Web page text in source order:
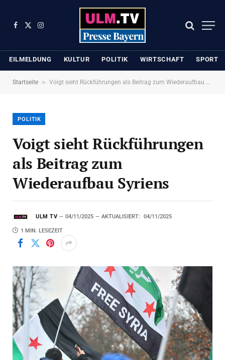
Facebook
X
Instagram
EILMELDUNG KULTUR POLITIK WIRTSCHAFT SPORT
Startseite » Voigt sieht Rückführungen als Beitrag zum Wiederaufbau Syriens
POLITIK
Voigt sieht Rückführungen
als Beitrag zum
Wiederaufbau Syriens
ULM TV 04/11/2025 AKTUALISIERT: 04/11/2025
1 MIN. LESEZEIT